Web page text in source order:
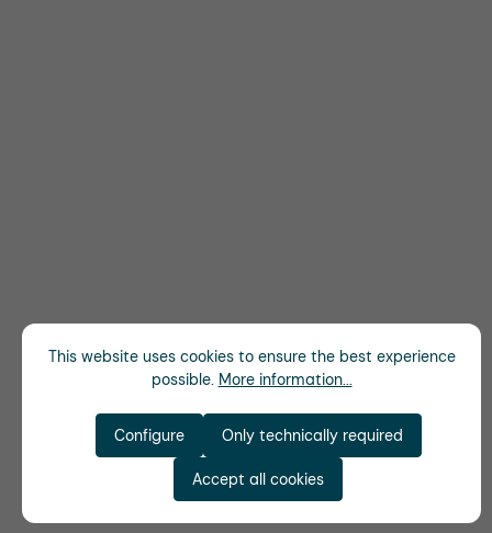
This website uses cookies to ensure the best experience
possible. More information...
Only technically required
Configure
Accept all cookies